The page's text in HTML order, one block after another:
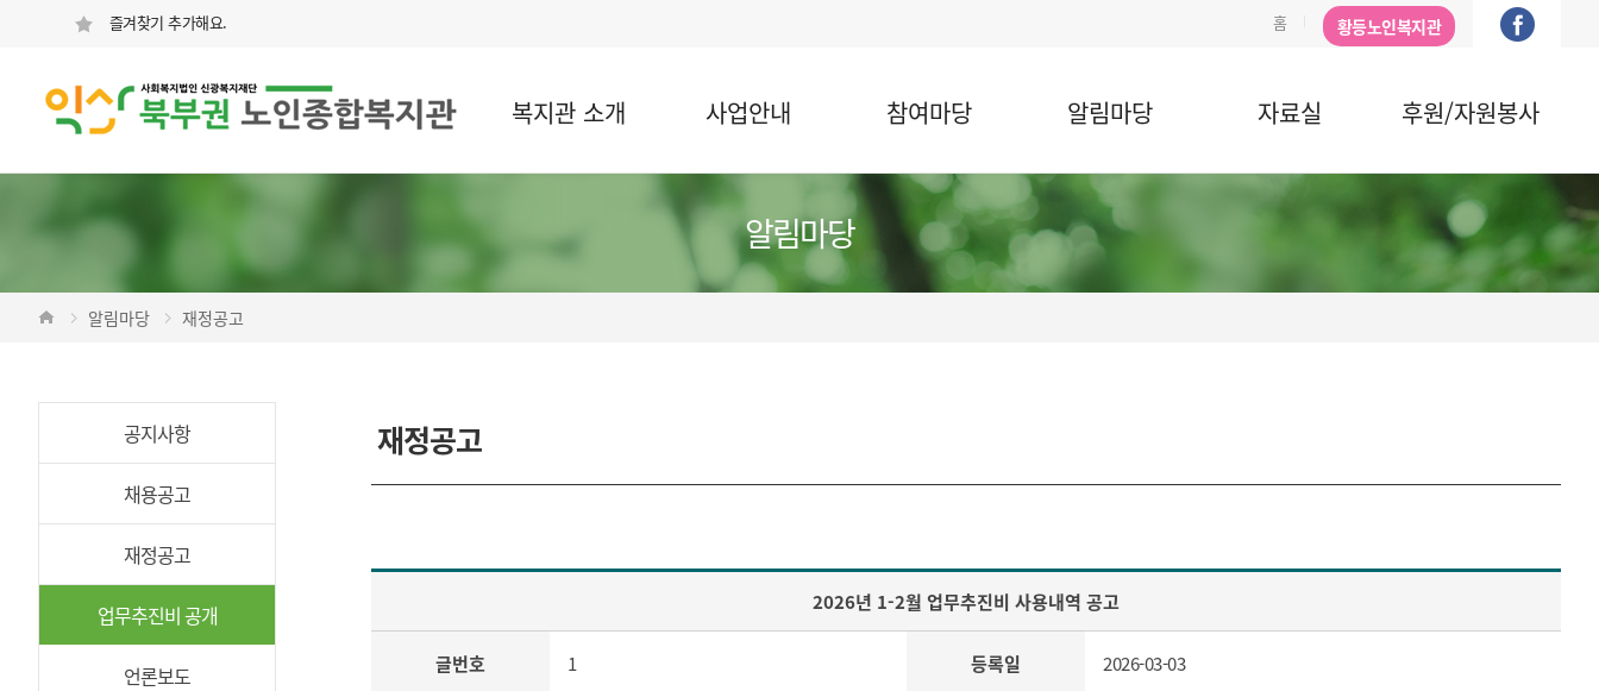
즐겨찾기 추가해요. 홈 황등노인복지관
복지관 소개 사업안내 참여마당 알림마당 자료실 후원/자원봉사
알림마당
알림마당 재정공고
공지사항
채용공고
재정공고
업무추진비 공개
언론보도
재정공고
2026년 1-2월 업무추진비 사용내역 공고
글번호 1 등록일 2026-03-03